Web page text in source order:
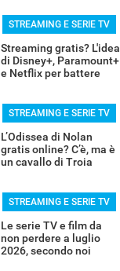
STREAMING E SERIE TV
Streaming gratis? L'idea
di Disney+, Paramount+
e Netflix per battere
STREAMING E SERIE TV
L’Odissea di Nolan
gratis online? C’è, ma è
un cavallo di Troia
STREAMING E SERIE TV
Le serie TV e film da
non perdere a luglio
2026, secondo noi